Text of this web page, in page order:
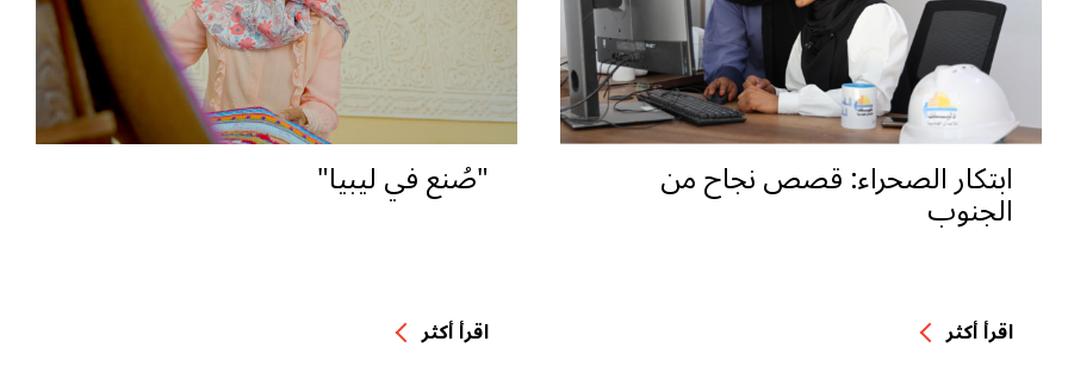
ابتكار الصحراء: قصص نجاح من
الجنوب
اقرأ أكثر
"صُنع في ليبيا"
اقرأ أكثر